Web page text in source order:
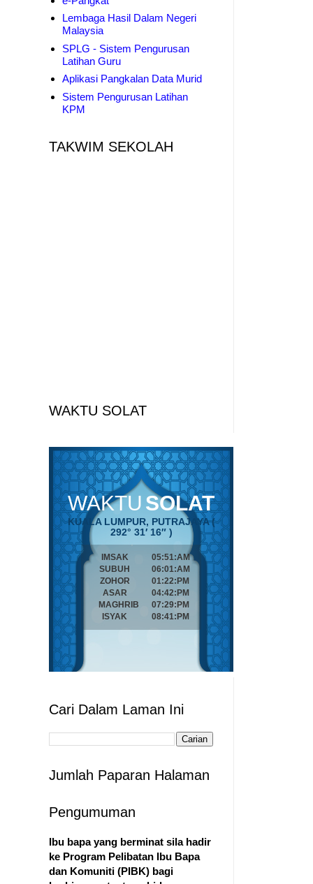
Lembaga Hasil Dalam Negeri
Malaysia
SPLG - Sistem Pengurusan
Latihan Guru
Aplikasi Pangkalan Data Murid
Sistem Pengurusan Latihan
KPM
TAKWIM SEKOLAH
WAKTU SOLAT
Cari Dalam Laman Ini
Jumlah Paparan Halaman
Pengumuman
Ibu bapa yang berminat sila hadir
ke Program Pelibatan Ibu Bapa
dan Komuniti (PIBK) bagi